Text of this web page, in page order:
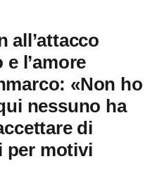
all’attacco
l’amore
«Non ho
nessuno ha
di
per motivi